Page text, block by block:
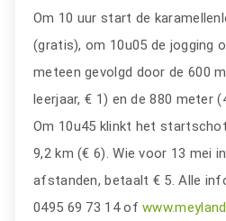
Om 10 uur start de
(gratis), om 10u05 de jogging
meteen gevolgd door de 600
leerjaar, € 1) en de 880 meter
Om 10u45 klinkt het
9,2 km (€ 6). Wie voor 13 mei
afstanden, betaalt € 5. Alle
0495 69 73 14 of